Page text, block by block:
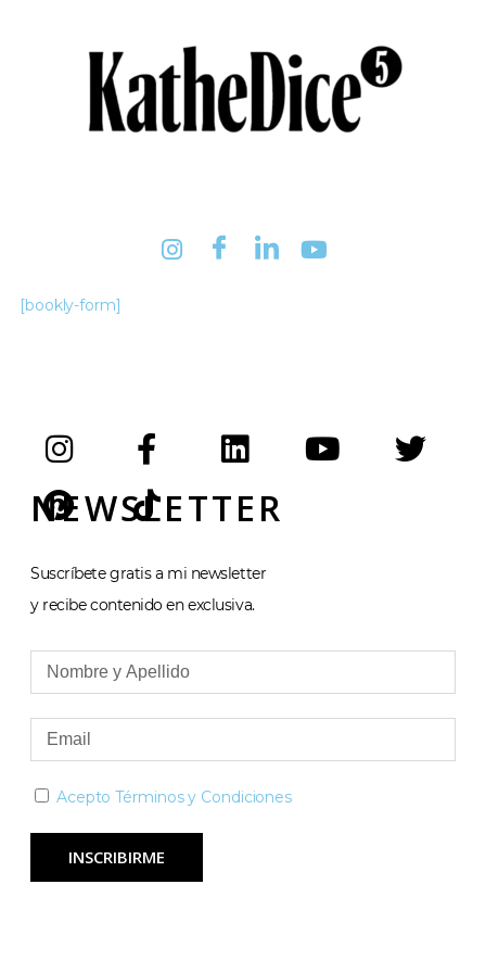
[bookly-form]
NEWSLETTER
Suscríbete gratis a mi newsletter
y recibe contenido en exclusiva.
Acepto Términos y Condiciones
INSCRIBIRME